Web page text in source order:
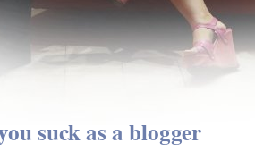
suck as a blogger